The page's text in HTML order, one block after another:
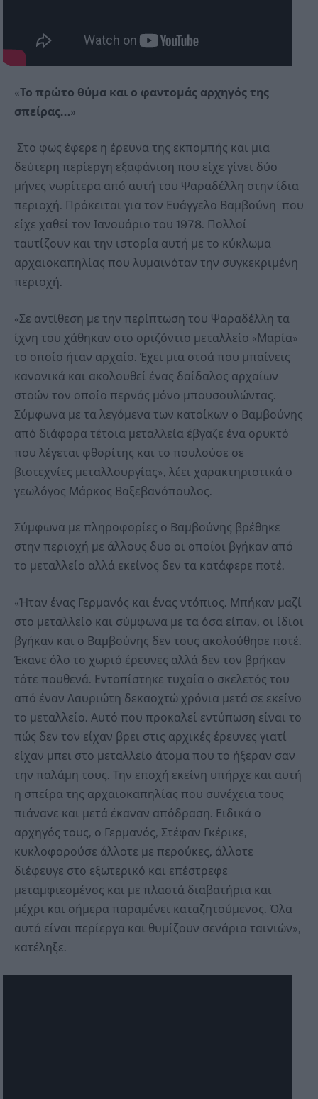
«Το πρώτο θύμα και ο φαντομάς αρχηγός της
σπείρας…»
Στο φως έφερε η έρευνα της εκπομπής και μια
δεύτερη περίεργη εξαφάνιση που είχε γίνει δύο
μήνες νωρίτερα από αυτή του Ψαραδέλλη στην ίδια
περιοχή. Πρόκειται για τον Ευάγγελο Βαμβούνη που
είχε χαθεί τον Ιανουάριο του 1978. Πολλοί
ταυτίζουν και την ιστορία αυτή με το κύκλωμα
αρχαιοκαπηλίας που λυμαινόταν την συγκεκριμένη
περιοχή.
«Σε αντίθεση με την περίπτωση του Ψαραδέλλη τα
ίχνη του χάθηκαν στο οριζόντιο μεταλλείο «Μαρία»
το οποίο ήταν αρχαίο. Έχει μια στοά που μπαίνεις
κανονικά και ακολουθεί ένας δαίδαλος αρχαίων
στοών τον οποίο περνάς μόνο μπουσουλώντας.
Σύμφωνα με τα λεγόμενα των κατοίκων ο Βαμβούνης
από διάφορα τέτοια μεταλλεία έβγαζε ένα ορυκτό
που λέγεται φθορίτης και το πουλούσε σε
βιοτεχνίες μεταλλουργίας», λέει χαρακτηριστικά ο
γεωλόγος Μάρκος Βαξεβανόπουλος.
Σύμφωνα με πληροφορίες ο Βαμβούνης βρέθηκε
στην περιοχή με άλλους δυο οι οποίοι βγήκαν από
το μεταλλείο αλλά εκείνος δεν τα κατάφερε ποτέ.
«Ήταν ένας Γερμανός και ένας ντόπιος. Μπήκαν μαζί
στο μεταλλείο και σύμφωνα με τα όσα είπαν, οι ίδιοι
βγήκαν και ο Βαμβούνης δεν τους ακολούθησε ποτέ.
Έκανε όλο το χωριό έρευνες αλλά δεν τον βρήκαν
τότε πουθενά. Εντοπίστηκε τυχαία ο σκελετός του
από έναν Λαυριώτη δεκαοχτώ χρόνια μετά σε εκείνο
το μεταλλείο. Αυτό που προκαλεί εντύπωση είναι το
πώς δεν τον είχαν βρει στις αρχικές έρευνες γιατί
είχαν μπει στο μεταλλείο άτομα που το ήξεραν σαν
την παλάμη τους. Την εποχή εκείνη υπήρχε και αυτή
η σπείρα της αρχαιοκαπηλίας που συνέχεια τους
πιάνανε και μετά έκαναν απόδραση. Ειδικά ο
αρχηγός τους, ο Γερμανός, Στέφαν Γκέρικε,
κυκλοφορούσε άλλοτε με περούκες, άλλοτε
διέφευγε στο εξωτερικό και επέστρεφε
μεταμφιεσμένος και με πλαστά διαβατήρια και
μέχρι και σήμερα παραμένει καταζητούμενος. Όλα
αυτά είναι περίεργα και θυμίζουν σενάρια ταινιών»,
κατέληξε.